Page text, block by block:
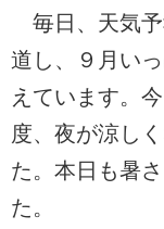
毎日、天気予
道し、９月い
えています。
度、夜が涼し
た。本日も暑
た。